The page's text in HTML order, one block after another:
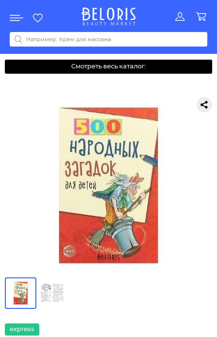
Акции
Все бренды
0-9ABCDEFGHIJKLMNOPQRSTUVWYZАБВДЗИМОКЛНПРСТУФ
Смотреть весь каталог:
express